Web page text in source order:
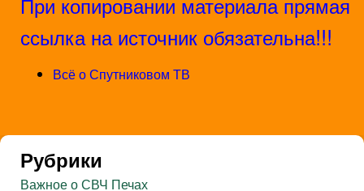
ссылка на источник обязательна!!!
Всё о Спутниковом ТВ
Рубрики
Важное о СВЧ Печах